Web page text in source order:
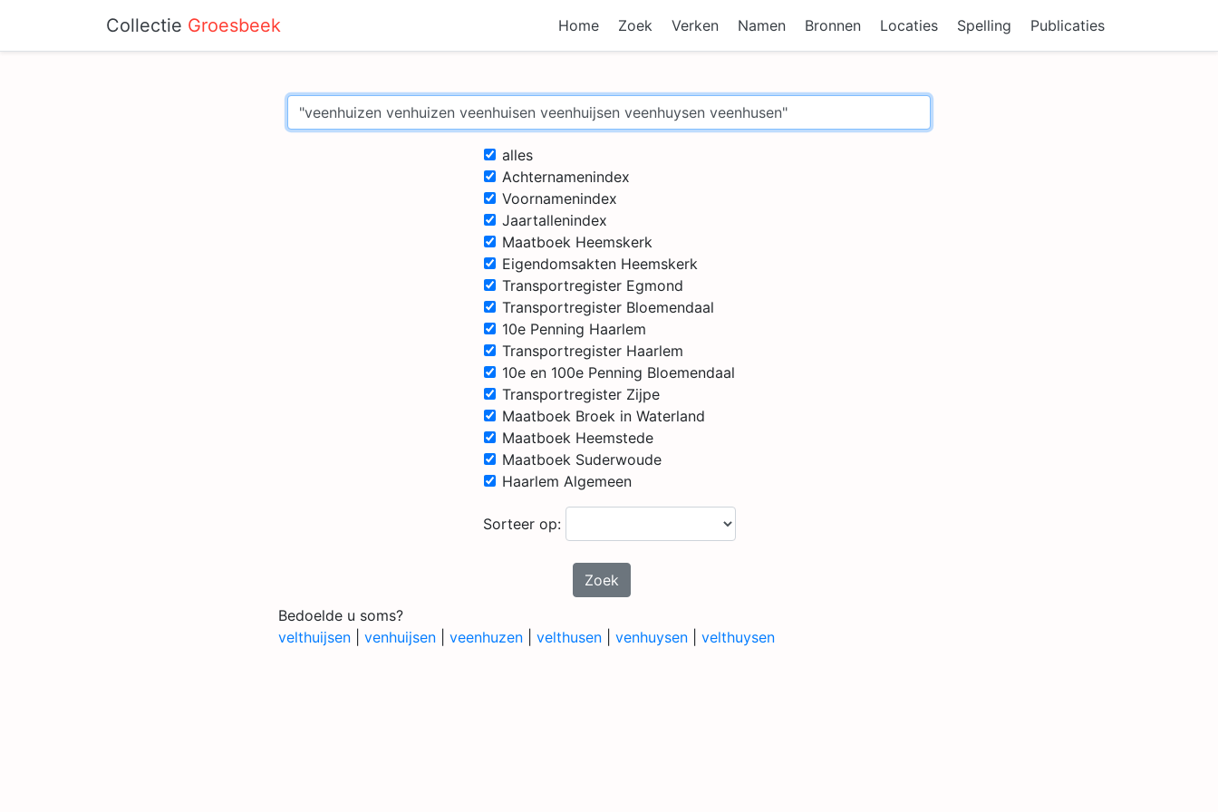
Collectie Groesbeek Home Zoek Verken Namen Bronnen Locaties Spelling Publicaties
alles
Achternamenindex
Voornamenindex
Jaartallenindex
Maatboek Heemskerk
Eigendomsakten Heemskerk
Transportregister Egmond
Transportregister Bloemendaal
10e Penning Haarlem
Transportregister Haarlem
10e en 100e Penning Bloemendaal
Transportregister Zijpe
Maatboek Broek in Waterland
Maatboek Heemstede
Maatboek Suderwoude
Haarlem Algemeen
Sorteer op:
Zoek
Bedoelde u soms?
velthuijsen
venhuijsen veenhuzen velthusen venhuysen velthuysen